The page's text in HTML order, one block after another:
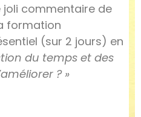
joli commentaire de
formation
(sur 2 jours) en
du temps et des
? »